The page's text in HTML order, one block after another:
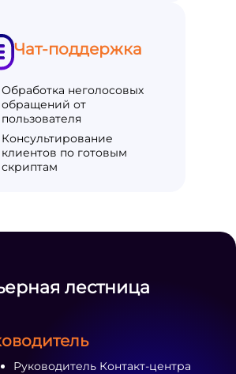
Чат-поддержка
Обработка неголосовых
обращений от
пользователя
Консультирование
клиентов по готовым
скриптам
лестница
Руководитель Контакт-центра